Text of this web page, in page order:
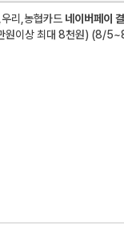
리,농협카드 네이버페이
원이상 최대 8천원) (8/